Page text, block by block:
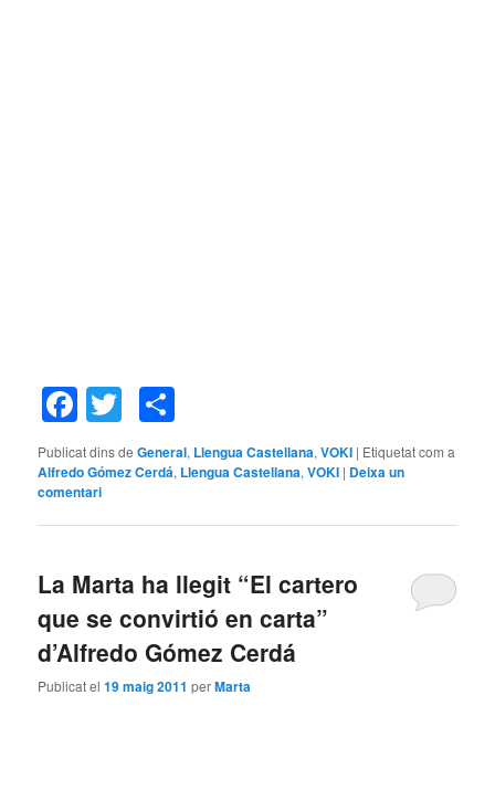
Facebook
Twitter
Publicat dins de General, Llengua Castellana,VOKI | Etiquetat com a
Alfredo Gómez Cerdá, Llengua Castellana,VOKI | Deixa un
comentari
La Marta ha llegit “El cartero
que se convirtió en carta”
d’Alfredo Gómez Cerdá
Publicat el19 maig 2011 perMarta